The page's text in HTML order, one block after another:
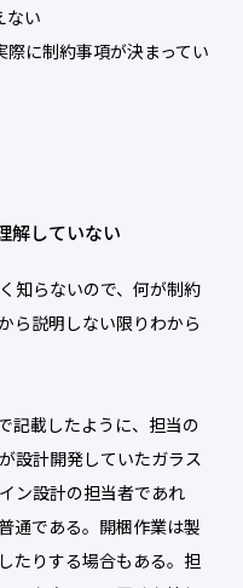
い
に制約事項が決まってい
解していない
知らないので、何が制約
ら説明しない限りわから
記載したように、担当の
設計開発していたガラス
ン設計の担当者であれ
通である。開梱作業は製
たりする場合もある。担